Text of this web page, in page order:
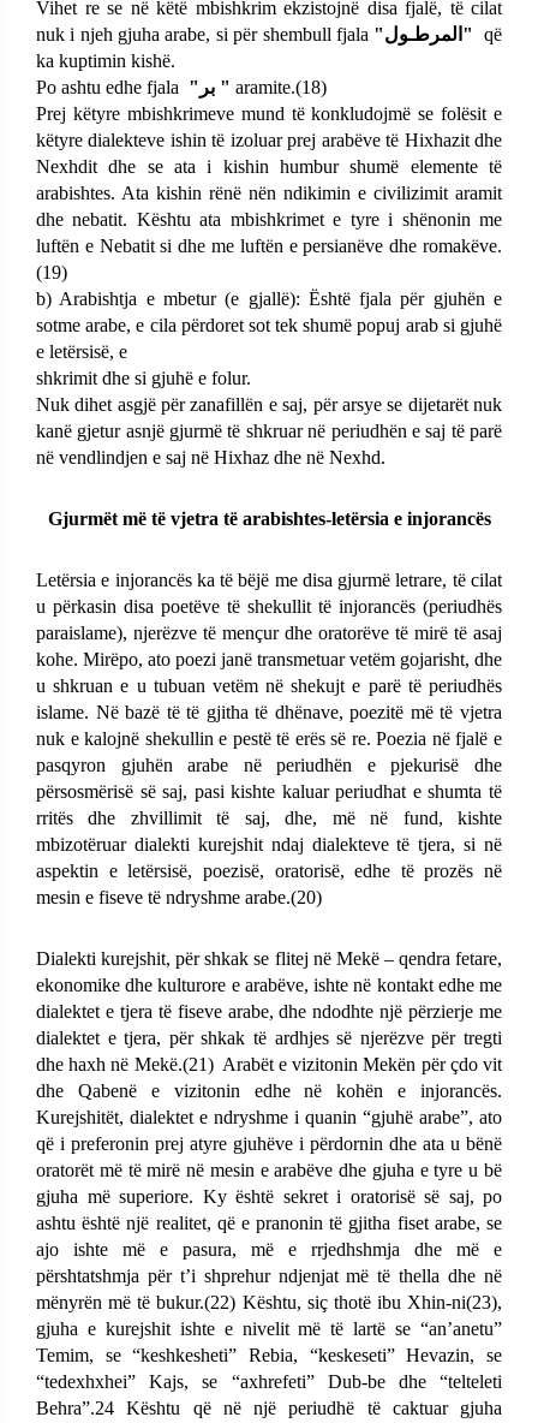
Vihet re se në këtë mbishkrim ekzistojnë disa fjalë, të cilat
nuk i njeh gjuha arabe, si për shembull fjala
"المرطـول"
që
ka kuptimin kishë.
Po ashtu edhe fjala
"بر " aramite.(18)
Prej këtyre mbishkrimeve mund të konkludojmë se folësit e
këtyre dialekteve ishin të izoluar prej arabëve të Hixhazit dhe
Nexhdit dhe se ata i kishin humbur shumë elemente të
arabishtes. Ata kishin rënë nën ndikimin e civilizimit aramit
dhe nebatit. Kështu ata mbishkrimet e tyre i shënonin me
luftën e Nebatit si dhe me luftën e persianëve dhe romakëve.
(19)
b) Arabishtja e mbetur (e gjallë): Është fjala për gjuhën e
sotme arabe, e cila përdoret sot tek shumë popuj arab si gjuhë
e letërsisë, e
shkrimit dhe si gjuhë e folur.
Nuk dihet asgjë për zanafillën e saj, për arsye se dijetarët nuk
kanë gjetur asnjë gjurmë të shkruar në periudhën e saj të parë
në vendlindjen e saj në Hixhaz dhe në Nexhd.
Gjurmët më të vjetra të arabishtes-letërsia e injorancës
Letërsia e injorancës ka të bëjë me disa gjurmë letrare, të cilat
u përkasin disa poetëve të shekullit të injorancës (periudhës
paraislame), njerëzve të mençur dhe oratorëve të mirë të asaj
kohe. Mirëpo, ato poezi janë transmetuar vetëm gojarisht, dhe
u shkruan e u tubuan vetëm në shekujt e parë të periudhës
islame. Në bazë të të gjitha të dhënave, poezitë më të vjetra
nuk e kalojnë shekullin e pestë të erës së re. Poezia në fjalë e
pasqyron gjuhën arabe në periudhën e pjekurisë dhe
përsosmërisë së saj, pasi kishte kaluar periudhat e shumta të
rritës dhe zhvillimit të saj, dhe, më në fund, kishte
mbizotëruar dialekti kurejshit ndaj dialekteve të tjera, si në
aspektin e letërsisë, poezisë, oratorisë, edhe të prozës në
mesin e fiseve të ndryshme arabe.(20)
Dialekti kurejshit, për shkak se flitej në Mekë – qendra fetare,
ekonomike dhe kulturore e arabëve, ishte në kontakt edhe me
dialektet e tjera të fiseve arabe, dhe ndodhte një përzierje me
dialektet e tjera, për shkak të ardhjes së njerëzve për tregti
dhe haxh në Mekë.(21) Arabët e vizitonin Mekën për çdo vit
dhe Qabenë e vizitonin edhe në kohën e injorancës.
Kurejshitët, dialektet e ndryshme i quanin “gjuhë arabe”, ato
që i preferonin prej atyre gjuhëve i përdornin dhe ata u bënë
oratorët më të mirë në mesin e arabëve dhe gjuha e tyre u bë
gjuha më superiore. Ky është sekret i oratorisë së saj, po
ashtu është një realitet, që e pranonin të gjitha fiset arabe, se
ajo ishte më e pasura, më e rrjedhshmja dhe më e
përshtatshmja për t’i shprehur ndjenjat më të thella dhe në
mënyrën më të bukur.(22) Kështu, siç thotë ibu Xhin-ni(23),
gjuha e kurejshit ishte e nivelit më të lartë se “an’anetu”
Temim, se “keshkesheti” Rebia, “keskeseti” Hevazin, se
“tedexhxhei” Kajs, se “axhrefeti” Dub-be dhe “telteleti
Behra”.24Kështu që në një periudhë të caktuar gjuha